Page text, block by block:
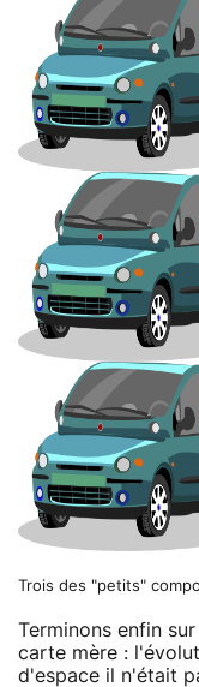
Trois des "petits"
Terminons enfin
carte mère :
d'espace il n'était